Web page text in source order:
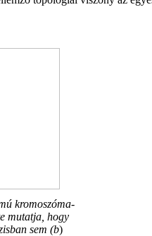
kromoszóma-
mutatja, hogy
sem (b)